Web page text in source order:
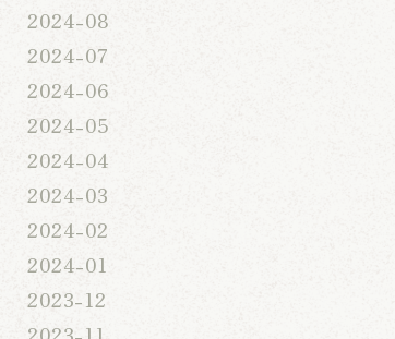
2024-08
2024-07
2024-06
2024-05
2024-04
2024-03
2024-02
2024-01
2023-12